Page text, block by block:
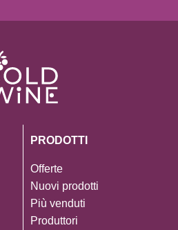
PRODOTTI
Offerte
Nuovi prodotti
Più venduti
Produttori